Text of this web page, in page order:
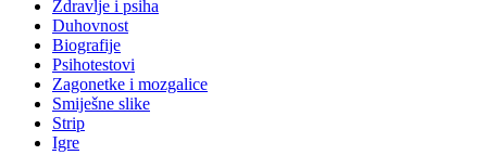
Zdravlje i psiha
Duhovnost
Biografije
Psihotestovi
Zagonetke i mozgalice
Smiješne slike
Strip
Igre